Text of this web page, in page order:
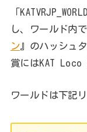
「
し、ワールド内
ン 』のハッシュ
賞にはKAT Loco
ワールドは下記